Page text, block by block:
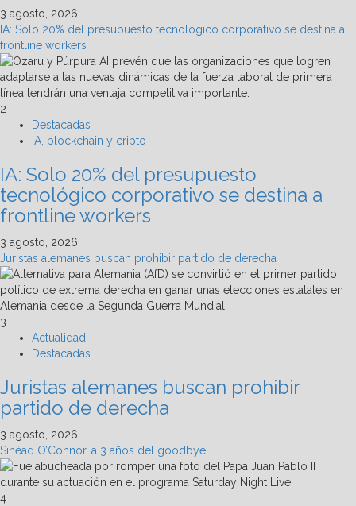
3 agosto, 2026
IA: Solo 20% del presupuesto tecnológico corporativo se destina a
frontline workers
2
Destacadas
IA, blockchain y cripto
IA: Solo 20% del presupuesto
tecnológico corporativo se destina a
frontline workers
3 agosto, 2026
Juristas alemanes buscan prohibir partido de derecha
3
Actualidad
Destacadas
Juristas alemanes buscan prohibir
partido de derecha
3 agosto, 2026
Sinéad O’Connor, a 3 años del goodbye
4